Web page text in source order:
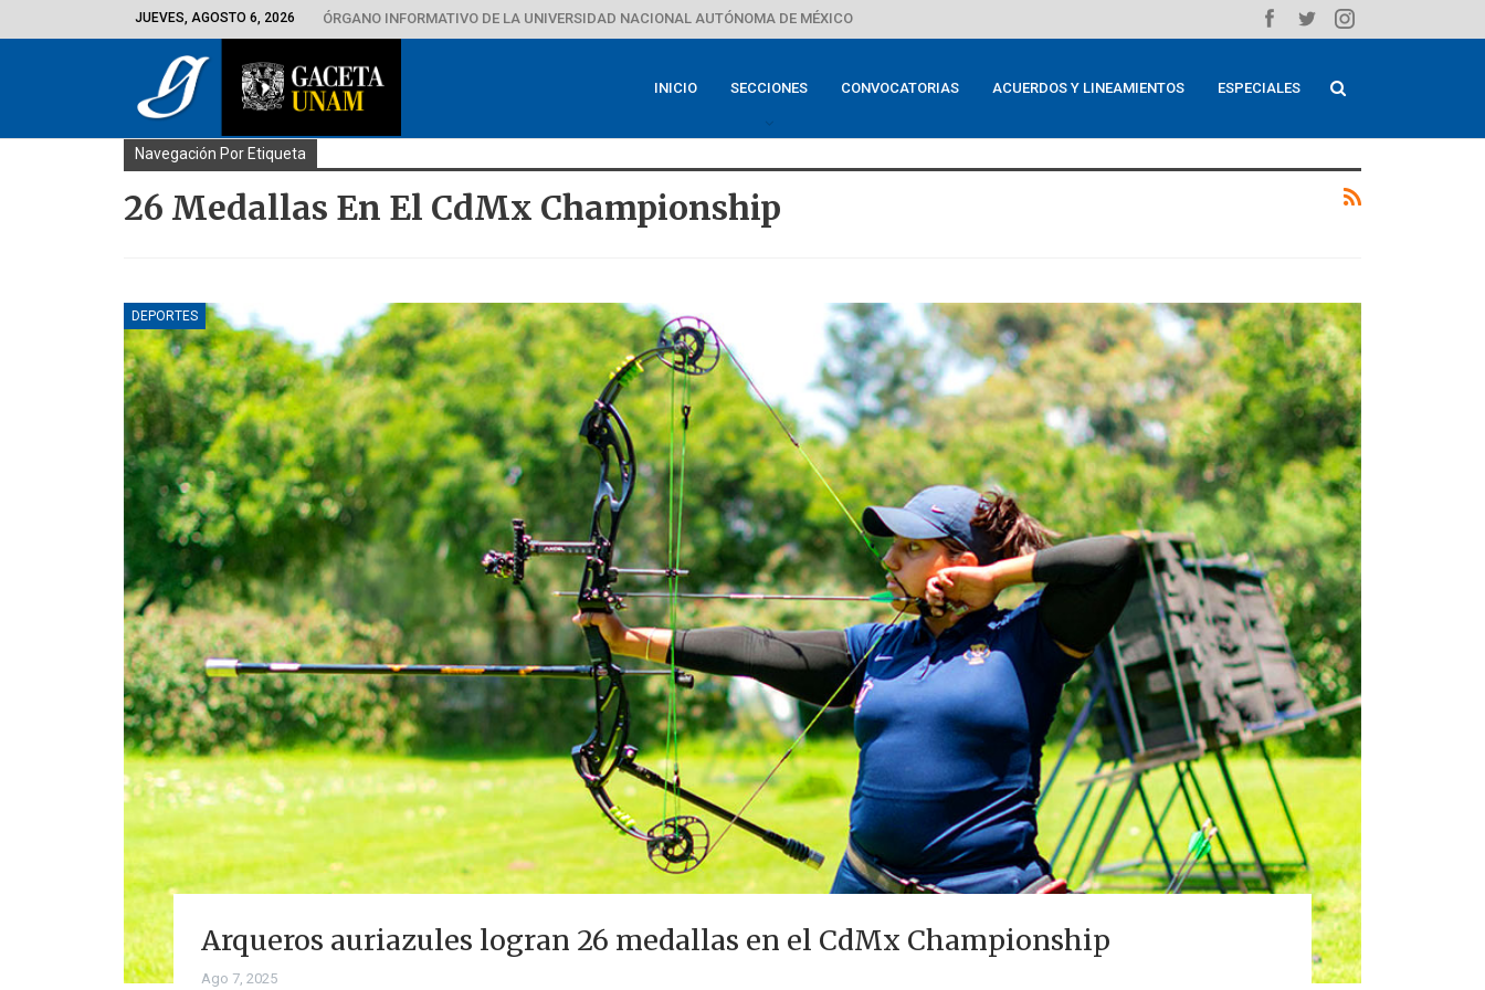
JUEVES, AGOSTO 6, 2026 ÓRGANO INFORMATIVO DE LA UNIVERSIDAD NACIONAL AUTÓNOMA DE MÉXICO
INICIO SECCIONES CONVOCATORIAS ACUERDOS Y LINEAMIENTOS ESPECIALES
Navegación Por Etiqueta
26 Medallas En El CdMx Championship
DEPORTES
Arqueros auriazules logran 26 medallas en el CdMx Championship
Ago 7, 2025